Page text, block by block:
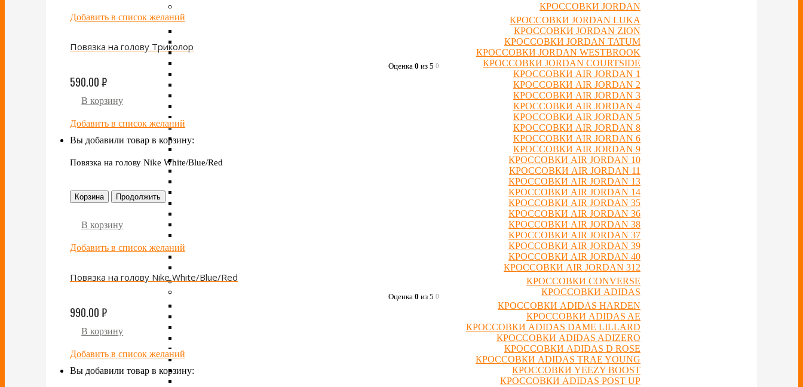
КРОССОВКИ JORDAN
КРОССОВКИ JORDAN LUKA
КРОССОВКИ JORDAN ZION
КРОССОВКИ JORDAN TATUM
КРОССОВКИ JORDAN WESTBROOK
КРОССОВКИ JORDAN COURTSIDE
КРОССОВКИ AIR JORDAN 1
КРОССОВКИ AIR JORDAN 2
КРОССОВКИ AIR JORDAN 3
КРОССОВКИ AIR JORDAN 4
КРОССОВКИ AIR JORDAN 5
КРОССОВКИ AIR JORDAN 8
КРОССОВКИ AIR JORDAN 6
КРОССОВКИ AIR JORDAN 9
КРОССОВКИ AIR JORDAN 10
КРОССОВКИ AIR JORDAN 11
КРОССОВКИ AIR JORDAN 13
КРОССОВКИ AIR JORDAN 14
КРОССОВКИ AIR JORDAN 35
КРОССОВКИ AIR JORDAN 36
КРОССОВКИ AIR JORDAN 38
КРОССОВКИ AIR JORDAN 37
КРОССОВКИ AIR JORDAN 39
КРОССОВКИ AIR JORDAN 40
КРОССОВКИ AIR JORDAN 312
КРОССОВКИ CONVERSE
КРОССОВКИ ADIDAS
КРОССОВКИ ADIDAS HARDEN
КРОССОВКИ ADIDAS AE
КРОССОВКИ ADIDAS DAME LILLARD
КРОССОВКИ ADIDAS ADIZERO
КРОССОВКИ ADIDAS D ROSE
КРОССОВКИ ADIDAS TRAE YOUNG
КРОССОВКИ YEEZY BOOST
КРОССОВКИ ADIDAS POST UP
Добавить в список желаний
Повязка на голову Триколор
Оценка 0 из 5 0
590.00₽
В корзину
Добавить в список желаний
Вы добавили товар в корзину:
Повязка на голову Nike White/Blue/Red
Корзина Продолжить
В корзину
Добавить в список желаний
Повязка на голову Nike White/Blue/Red
Оценка 0 из 5 0
990.00₽
В корзину
Добавить в список желаний
Вы добавили товар в корзину: